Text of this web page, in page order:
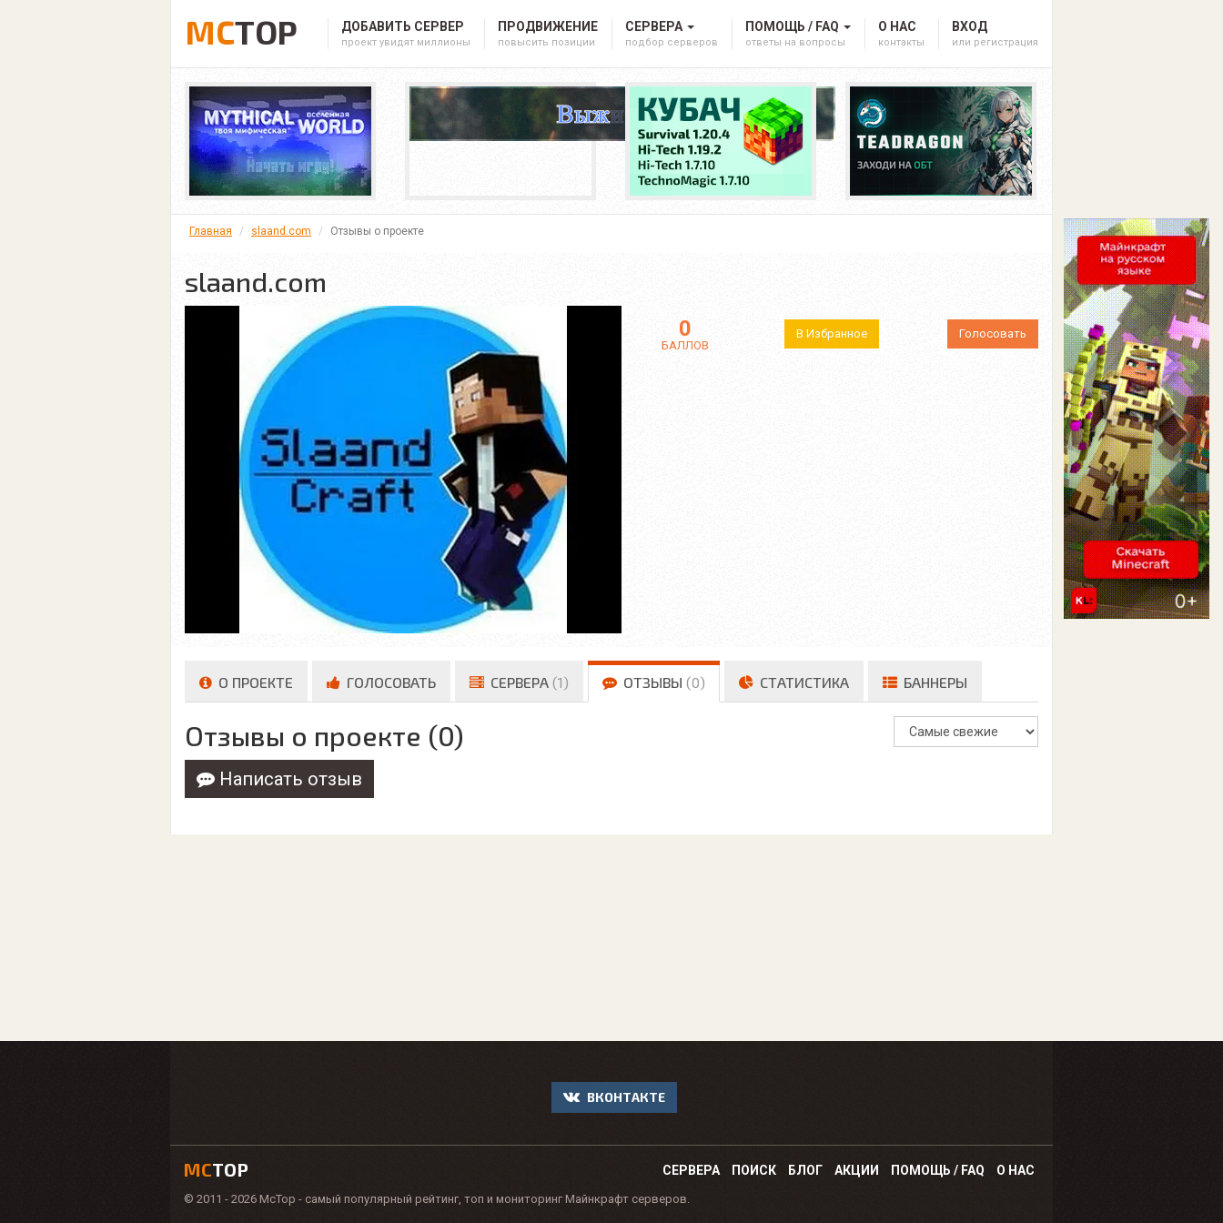
MCTOP ДОБАВИТЬ СЕРВЕР
проект увидят миллионы
ПРОДВИЖЕНИЕ
повысить позиции
СЕРВЕРА
подбор серверов
ПОМОЩЬ / FAQ
ответы на вопросы
О НАС
контакты
ВХОД
или регистрация
Главная slaand.com Отзывы о проекте
slaand.com
0
БАЛЛОВ
В Избранное Голосовать
О ПРОЕКТЕ ГОЛОСОВАТЬ СЕРВЕРА (1) ОТЗЫВЫ (0) СТАТИСТИКА БАННЕРЫ
Отзывы о проекте (0)
Написать отзыв
ВКОНТАКТЕ
MCTOP СЕРВЕРА ПОИСК БЛОГ АКЦИИ ПОМОЩЬ / FAQ О НАС
© 2011 - 2026 McTop - самый популярный рейтинг, топ и мониторинг Майнкрафт серверов.